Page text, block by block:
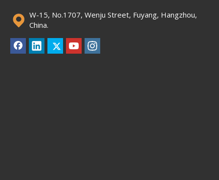
W-15, No.1707, Wenju Street, Fuyang, Hangzhou,
China.